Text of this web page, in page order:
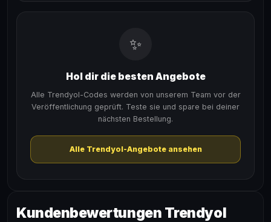
✨
Hol dir die besten Angebote
Alle Trendyol-Codes werden von unserem Team vor der
Veröffentlichung geprüft. Teste sie und spare bei deiner
nächsten Bestellung.
Alle Trendyol-Angebote ansehen
Kundenbewertungen Trendyol